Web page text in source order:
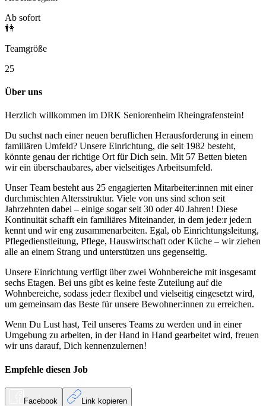
Ab sofort
👫
Teamgröße
25
Über uns
Herzlich willkommen im DRK Seniorenheim Rheingrafenstein!
Du suchst nach einer neuen beruflichen Herausforderung in einem
familiären Umfeld? Unsere Einrichtung, die seit 1982 besteht,
könnte genau der richtige Ort für Dich sein. Mit 57 Betten bieten
wir ein überschaubares, aber vielseitiges Arbeitsumfeld.
Unser Team besteht aus 25 engagierten Mitarbeiter:innen mit einer
durchmischten Altersstruktur. Viele von uns sind schon seit
Jahrzehnten dabei – einige sogar seit 30 oder 40 Jahren! Diese
Kontinuität schafft ein familiäres Miteinander, in dem jede:r jede:n
kennt und wir eng zusammenarbeiten. Egal, ob Einrichtungsleitung,
Pflegedienstleitung, Pflege, Hauswirtschaft oder Küche – wir ziehen
alle an einem Strang und unterstützen uns gegenseitig.
Unsere Einrichtung verfügt über zwei Wohnbereiche mit insgesamt
sechs Etagen. Bei uns gibt es keine feste Zuteilung auf die
Wohnbereiche, sodass jede:r flexibel und vielseitig eingesetzt wird,
um gemeinsam das Beste für unsere Bewohner:innen zu erreichen.
Wenn Du Lust hast, Teil unseres Teams zu werden und in einer
Umgebung zu arbeiten, in der Hand in Hand gearbeitet wird, freuen
wir uns darauf, Dich kennenzulernen!
Empfehle diesen Job
Facebook Link kopieren